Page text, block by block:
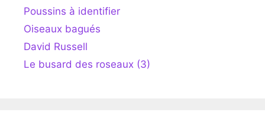
Poussins à identifier
Oiseaux bagués
David Russell
Le busard des roseaux (3)